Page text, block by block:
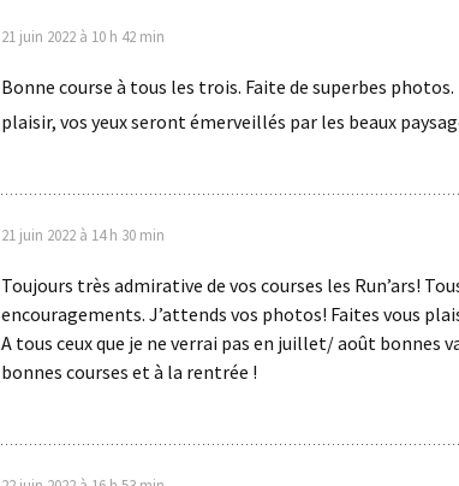
21 juin 2022 à 10 h 42 min
Bonne course à tous les trois. Faite de superbes photos.
plaisir, vos yeux seront émerveillés par les beaux
21 juin 2022 à 14 h 30 min
Toujours très admirative de vos courses les Run’ars!
encouragements. J’attends vos photos! Faites vous
A tous ceux que je ne verrai pas en juillet/ août bonnes
bonnes courses et à la rentrée !